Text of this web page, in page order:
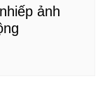
ảnh